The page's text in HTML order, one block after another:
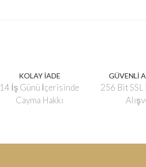
KOLAY İADE
14 İş Günü İçerisinde
Cayma Hakkı
GÜVENLİ
256 Bit